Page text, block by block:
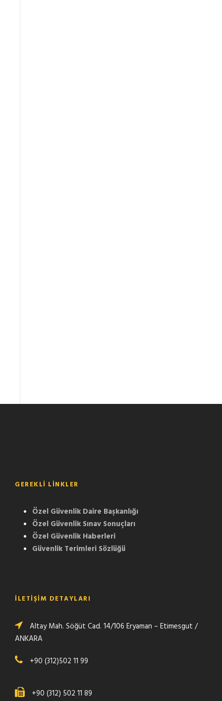
GEREKLI LINKLER
Özel Güvenlik Daire Başkanlığı
Özel Güvenlik Sınav Sonuçları
Özel Güvenlik Haberleri
Güvenlik Terimleri Sözlüğü
İLETİŞİM DETAYLARI
Altay Mah. Söğüt Cad. 14/106 Eryaman – Etimesgut /
ANKARA
+90 (312)502 11 99
+90 (312) 502 11 89